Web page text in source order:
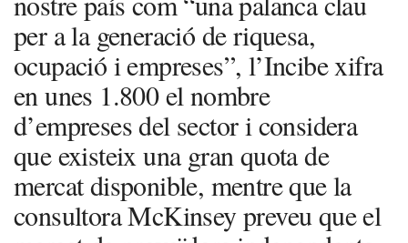
per a la generació de riquesa,
ocupació i empreses”, l’Incibe xifra
en unes 1.800 el nombre
d’empreses del sector i considera
que existeix una gran quota de
mercat disponible, mentre que la
consultora McKinsey preveu que el